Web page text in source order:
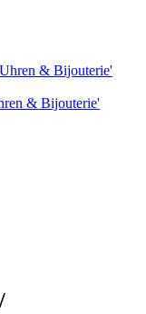
& Bijouterie'
& Bijouterie'